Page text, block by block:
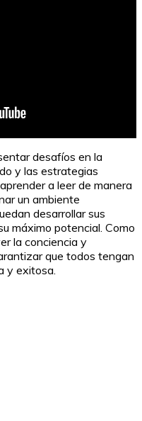
desafíos en la
y las estrategias
a leer de manera
un ambiente
desarrollar sus
máximo potencial. Como
la conciencia y
que todos tengan
y exitosa.